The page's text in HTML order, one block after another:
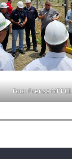
Foto: Prensa MPPEE